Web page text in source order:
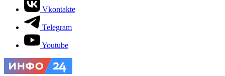
Vkontakte
Telegram
Youtube